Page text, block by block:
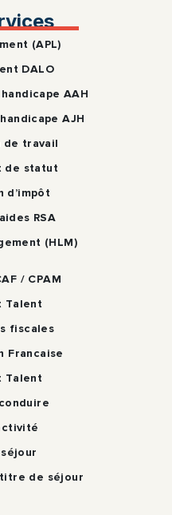
(APL)
DALO
AAH
AJH
travail
de statut
d’impôt
RSA
(HLM)
/ CPAM
Talent
fiscales
Francaise
Talent
de séjour